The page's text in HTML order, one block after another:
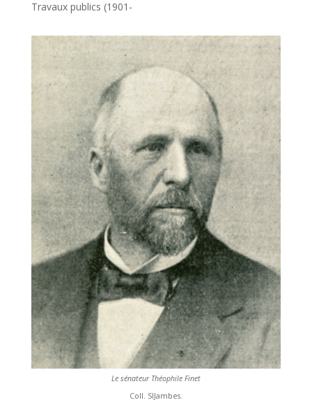
Travaux publics (1901-
Le sénateur Théophile Finet
Coll. SIJambes.